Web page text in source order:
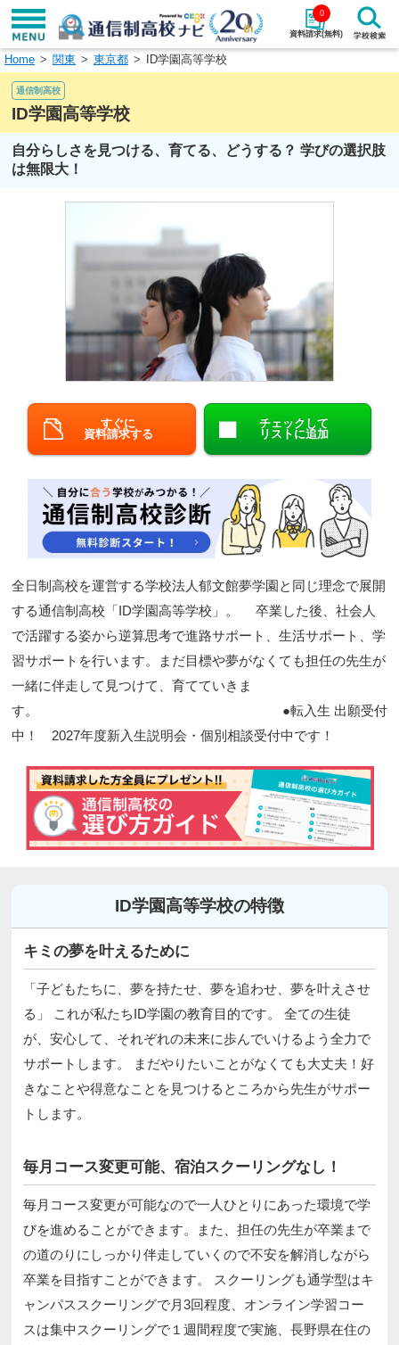
資料請求(無料)
0
学校名で探す
エリアから探す 特徴から探す
北陸・甲信越
中国
九州・沖縄
閉じる
Home 関東 東京都 ID学園高等学校
通信制高校
ID学園高等学校
自分らしさを見つける、育てる、どうする？ 学びの選択肢
は無限大！
すぐに
資料請求する
チェックして
リストに追加
全日制高校を運営する学校法人郁文館夢学園と同じ理念で展開
する通信制高校「ID学園高等学校」。 卒業した後、社会人
で活躍する姿から逆算思考で進路サポート、生活サポート、学
習サポートを行います。まだ目標や夢がなくても担任の先生が
一緒に伴走して見つけて、育てていきま
す。 ●転入生 出願受付
中！ 2027年度新入生説明会・個別相談受付中です！
ID学園高等学校の特徴
キミの夢を叶えるために
「子どもたちに、夢を持たせ、夢を追わせ、夢を叶えさせ
る」 これが私たちID学園の教育目的です。 全ての生徒
が、安心して、それぞれの未来に歩んでいけるよう全力で
サポートします。 まだやりたいことがなくても大丈夫！好
きなことや得意なことを見つけるところから先生がサポー
トします。
毎月コース変更可能、宿泊スクーリングなし！
毎月コース変更が可能なので一人ひとりにあった環境で学
びを進めることができます。また、担任の先生が卒業まで
の道のりにしっかり伴走していくので不安を解消しながら
卒業を目指すことができます。 スクーリングも通学型はキ
ャンパススクーリングで月3回程度、オンライン学習コー
スは集中スクーリングで１週間程度で実施、長野県在住の